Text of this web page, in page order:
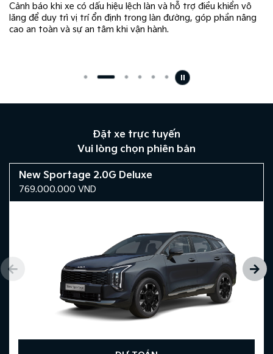
Cảnh báo nguy cơ va chạm phía trước và hỗ trợ phanh chủ
động nhằm tăng cường an toàn khi vận hành.
Đặt xe trực tuyến
Vui lòng chọn phiên bản
New Sportage 2.0G Deluxe
769.000.000 VND